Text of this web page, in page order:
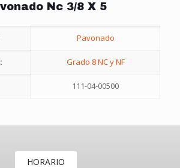
Nc 3/8 X 5
Pavonado
Grado 8 NC y NF
111-04-00500
HORARIO